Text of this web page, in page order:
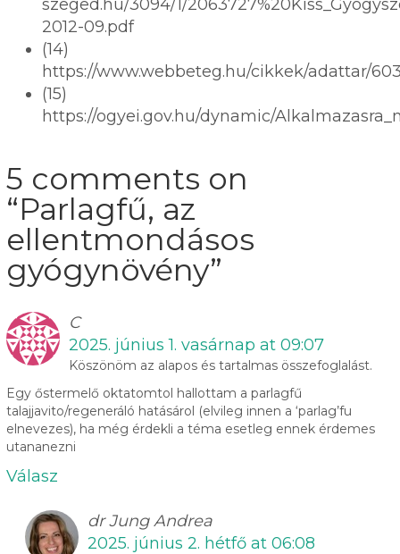
szeged.hu/3094/1/
2012-09.pdf
(14)
https://www.webbeteg.hu/cikkek/adattar/
(15)
https://ogyei.gov.hu/dynamic/
5 comments on
“Parlagfű, az
ellentmondásos
gyógynövény”
C
2025. június 1. vasárnap at 09:07
Köszönöm az alapos és tartalmas összefoglalást.
Egy őstermelő oktatomtol hallottam a parlagfű
talajjavito/regeneráló hatásárol (elvileg innen a ‘parlag’fu
elnevezes), ha még érdekli a téma esetleg ennek érdemes
utananezni
Válasz
dr Jung Andrea
2025. június 2. hétfő at 06:08